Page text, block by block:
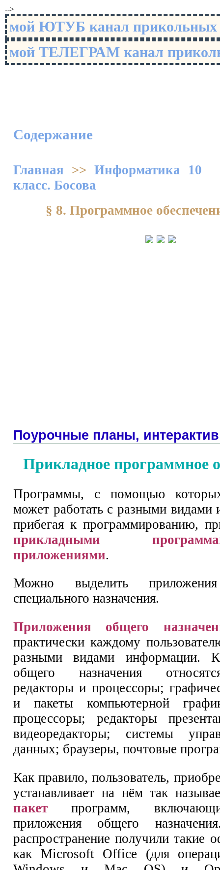
-->
мой ЮТУБ канал
мой ТЕЛЕГРАМ канал
Содержание
Главная >> Информатика 10
класс. Босова
§ 8. Программное
Поурочные планы, интерактив
Прикладное программное
Программы, с помощью которых
может работать с разными видами
прибегая к программированию,
прикладными
приложениями.
Можно выделить
специального назначения.
Приложения общего
практически каждому
разными видами информации.
общего назначения
редакторы и процессоры;
и пакеты компьютерной
процессоры; редакторы
видеоредакторы; системы
данных; браузеры, почтовые
Как правило, пользователь,
устанавливает на нём так
пакет программ,
приложения общего
распространение получили такие
как Microsoft Office (для